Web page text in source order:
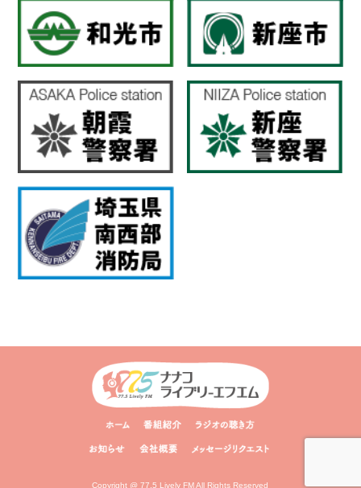
Copyright @ 77.5 Lively FM All Rights Reserved